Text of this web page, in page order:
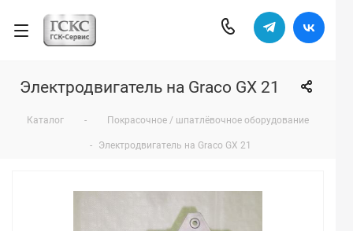
Электродвигатель на Graco GX 21
Каталог - Покрасочное / шпатлёвочное оборудование
- Электродвигатель на Graco GX 21